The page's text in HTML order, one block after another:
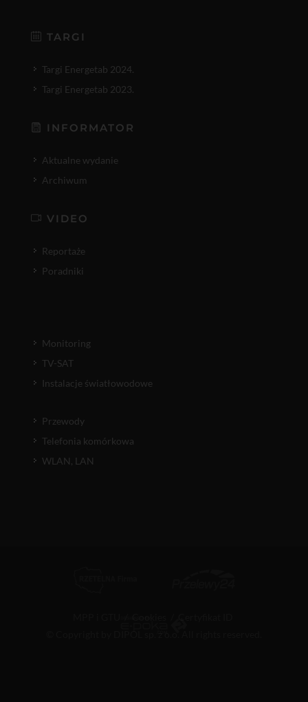
TARGI
Targi Energetab 2024.
Targi Energetab 2023.
INFORMATOR
Aktualne wydanie
Archiwum
VIDEO
Reportaże
Poradniki
Monitoring
TV-SAT
Instalacje światłowodowe
Przewody
Telefonia komórkowa
WLAN, LAN